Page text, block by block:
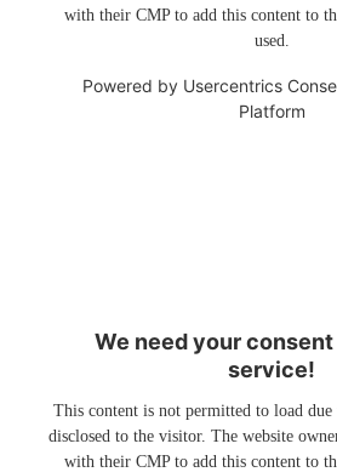
with their CMP to add this content to
used.
Powered by Usercentrics
Platform
We need your
service!
This content is not permitted to load due
disclosed to the visitor. The website
with their CMP to add this content to